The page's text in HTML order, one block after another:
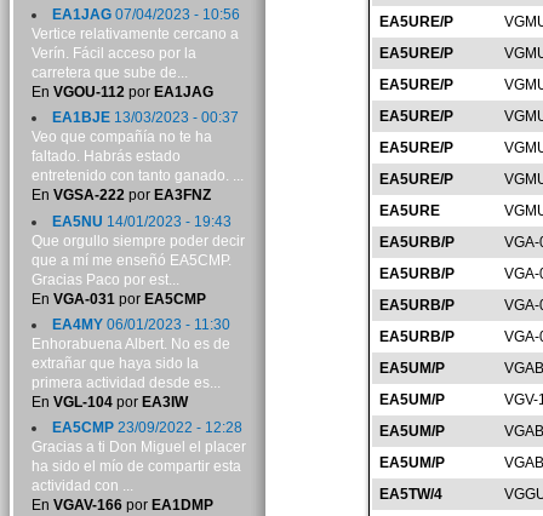
EA5URE/P
EA5URE/P
EA5URE/P
EA5URE/P
EA5URE/P
EA5URE/P
EA5URE
EA5URB/P
EA5URB/P
EA5URB/P
EA5URB/P
EA5UM/P
EA5UM/P
VGV-
EA5UM/P
EA5UM/P
EA5TW/4
EA1JAG07/04/2023 - 10:56
Vertice relativamente cercano a
Verín. Fácil acceso por la
carretera que sube de...
En VGOU-112por EA1JAG
EA1BJE13/03/2023 - 00:37
Veo que compañía no te ha
faltado. Habrás estado
entretenido con tanto ganado. ...
En VGSA-222por EA3FNZ
EA5NU 14/01/2023 - 19:43
Que orgullo siempre poder decir
que a mí me enseñó EA5CMP.
Gracias Paco por est...
En VGA-031 por EA5CMP
EA4MY06/01/2023 - 11:30
Enhorabuena Albert. No es de
extrañar que haya sido la
primera actividad desde es...
En VGL-104por EA3IW
EA5CMP23/09/2022 - 12:28
Gracias a ti Don Miguel el placer
ha sido el mío de compartir esta
actividad con ...
En VGAV-166por EA1DMP